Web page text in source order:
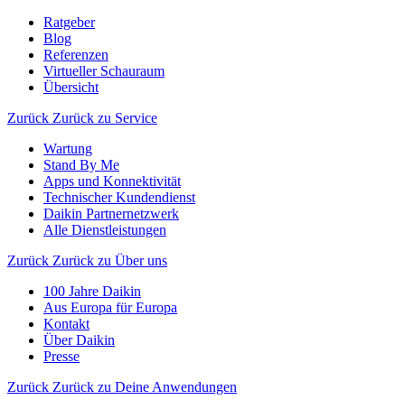
Ratgeber
Blog
Referenzen
Virtueller Schauraum
Übersicht
Zurück Zurück zu Service
Wartung
Stand By Me
Apps und Konnektivität
Technischer Kundendienst
Daikin Partnernetzwerk
Alle Dienstleistungen
Zurück Zurück zu Über uns
100 Jahre Daikin
Aus Europa für Europa
Kontakt
Über Daikin
Presse
Zurück Zurück zu Deine Anwendungen